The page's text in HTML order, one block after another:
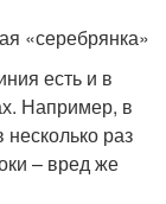
«серебрянка»
есть и в
Например, в
несколько раз
– вред же